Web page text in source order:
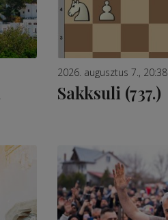
2026. augusztus 7., 20:38
Sakksuli (737.)